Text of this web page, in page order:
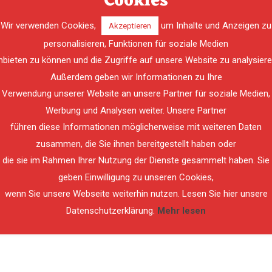
Wir verwenden Cookies, Akzeptieren
um Inhalte und Anzeigen zu
personalisieren, Funktionen für soziale Medien
zu können und die Zugriffe auf unsere Website zu
Außerdem geben wir Informationen zu Ihre
Verwendung unserer Website an unsere Partner für soziale Medien,
Werbung und Analysen weiter. Unsere Partner
führen diese Informationen möglicherweise mit weiteren Daten
zusammen, die Sie ihnen bereitgestellt haben oder
die sie im Rahmen Ihrer Nutzung der Dienste gesammelt haben. Sie
geben Einwilligung zu unseren Cookies,
wenn Sie unsere Webseite weiterhin nutzen. Lesen Sie hier unsere
Datenschutzerklärung. Mehr lesen